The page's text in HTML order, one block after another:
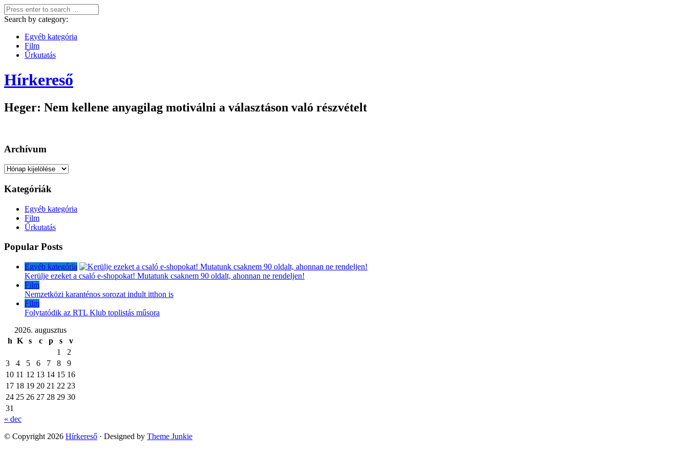
Search by category:
Egyéb kategória
Film
Űrkutatás
Hírkereső
Heger: Nem kellene anyagilag motiválni a választáson való részvételt
Archívum
Archívum
Kategóriák
Egyéb kategória
Film
Űrkutatás
Popular Posts
Egyéb kategória
Kerülje ezeket a csaló e-shopokat! Mutatunk csaknem 90 oldalt, ahonnan ne rendeljen!
Film
Nemzetközi karanténos sorozat indult itthon is
Film
Folytatódik az RTL Klub toplistás műsora
2026. augusztus
h K s c p s
v
1
2
3
4 5 6 7 8
9
10 11 12 13 14 15 16
17 18 19 20 21 22 23
24 25 26 27 28 29 30
31
« dec
© Copyright 2026 Hírkereső · Designed by Theme Junkie